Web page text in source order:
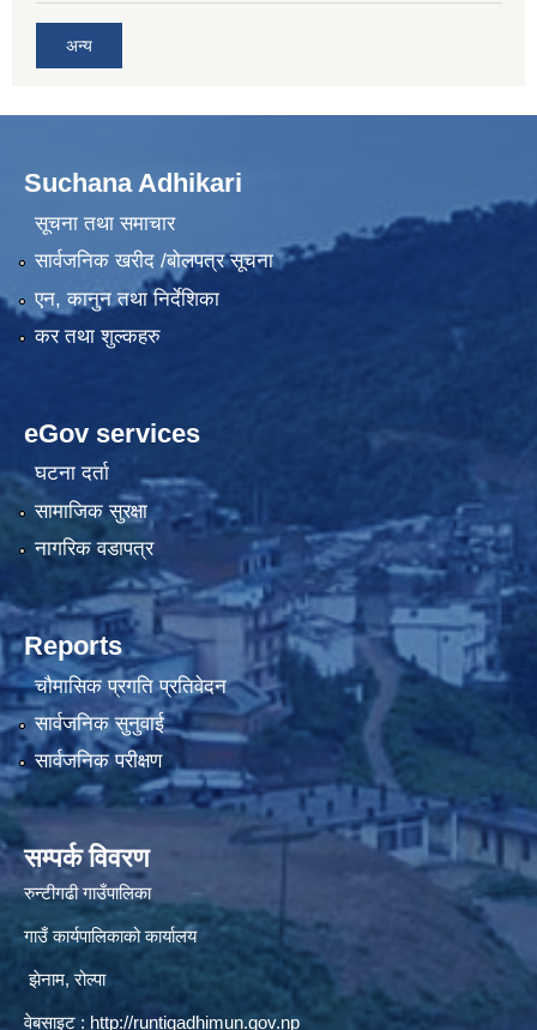
अन्य
Suchana Adhikari
सूचना तथा समाचार
सार्वजनिक खरीद /बोलपत्र सूचना
एन, कानुन तथा निर्देशिका
कर तथा शुल्कहरु
eGov services
घटना दर्ता
सामाजिक सुरक्षा
नागरिक वडापत्र
Reports
चौमासिक प्रगति प्रतिवेदन
सार्वजनिक सुनुवाई
सार्वजनिक परीक्षण
सम्पर्क विवरण
रुन्टीगढी गाउँपालिका
गाउँ कार्यपालिकाको कार्यालय
झेनाम, रोल्पा
वेबसाइट : http://runtigadhimun.gov.np